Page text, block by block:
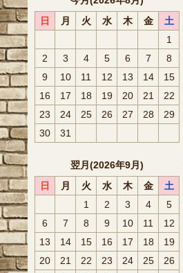
日
月 火 水 木 金
土
1
2
3 4 5 6 7
8
9
10 11 12 13 14
15
16
17 18 19 20 21
22
23
24 25 26 27 28
29
30
31
翌月(2026年9月)
日
月 火 水 木 金
土
1
2 3 4
5
6
7 8 9 10 11
12
13
14 15 16 17 18
19
20
21 22 23 24 25
26